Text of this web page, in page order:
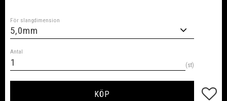
För slangdimension
Antal
st
KÖP Lägg